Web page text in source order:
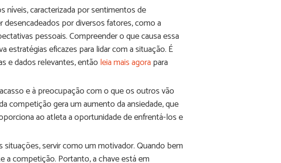
caracterizada por sentimentos de
por diversos fatores, como a
pessoais. Compreender o que causa essa
eficazes para lidar com a situação. É
e dados relevantes, então leia mais agorapara
e à preocupação com o que os outros vão
competição gera um aumento da ansiedade, que
ao atleta a oportunidade de enfrentá-los e
situações, servir como um motivador. Quando bem
a competição. Portanto, a chave está em